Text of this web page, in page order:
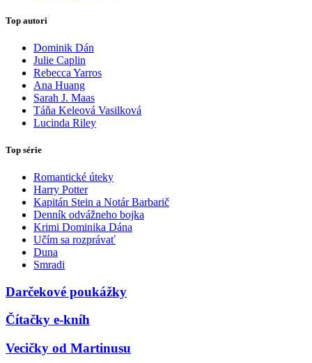
Top autori
Dominik Dán
Julie Caplin
Rebecca Yarros
Ana Huang
Sarah J. Maas
Táňa Keleová Vasilková
Lucinda Riley
Top série
Romantické úteky
Harry Potter
Kapitán Stein a Notár Barbarič
Denník odvážneho bojka
Krimi Dominika Dána
Učím sa rozprávať
Duna
Smradi
Darčekové poukážky
Čítačky e-kníh
Vecičky od Martinusu